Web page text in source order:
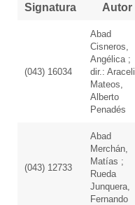
Signatura Autor
(043) 16034
Abad
Cisneros,
Angélica ;
dir.: Araceli
Mateos,
Alberto
Penadés
(043) 12733
Abad
Merchán,
Matías ;
Rueda
Junquera,
Fernando